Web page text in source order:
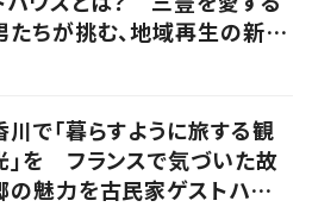
たちが挑む、地域再生の新し
川で「暮らすように旅する観
」を フランスで気づいた故
の魅力を古民家ゲストハウス